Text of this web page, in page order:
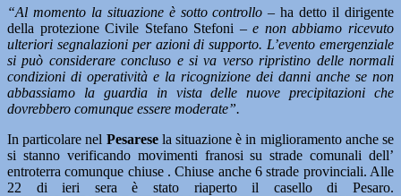
“Al momento la situazione è sotto controllo – ha detto il dirigente
della protezione Civile Stefano Stefoni –e non abbiamo ricevuto
ulteriori segnalazioni per azioni di supporto. L’evento emergenziale
si può considerare concluso e si va verso ripristino delle normali
condizioni di operatività e la ricognizione dei danni anche se non
abbassiamo la guardia in vista delle nuove precipitazioni che
dovrebbero comunque essere moderate”.
In particolare nel Pesaresela situazione è in miglioramento anche se
si stanno verificando movimenti franosi su strade comunali dell’
entroterra comunque chiuse . Chiuse anche 6 strade provinciali. Alle
22 di ieri sera è stato riaperto il casello di Pesaro.